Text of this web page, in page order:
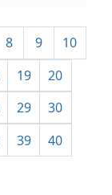
8 9
10
19
20
29
30
39
40